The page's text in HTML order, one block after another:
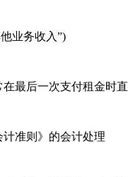
务收入”)
后一次支付租金时直
准则》的会计处理